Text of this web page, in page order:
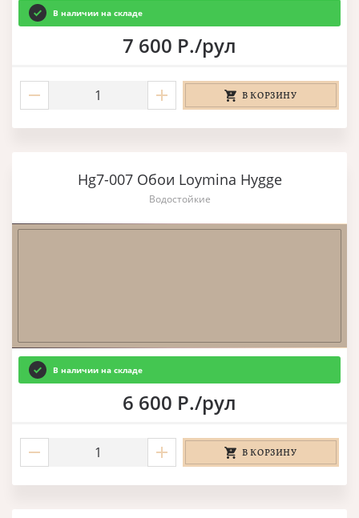
В наличии на складе
7 600 Р./рул
В КОРЗИНУ
Hg7-007 Обои Loymina Hygge
Водостойкие
В наличии на складе
6 600 Р./рул
В КОРЗИНУ